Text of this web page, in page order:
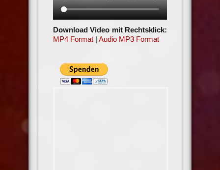
Download Video mit Rechtsklick:
MP4 Format| Audio MP3 Format